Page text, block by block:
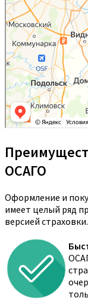
ОСАГО
Оформление и
имеет целый ряд
версией страховки.